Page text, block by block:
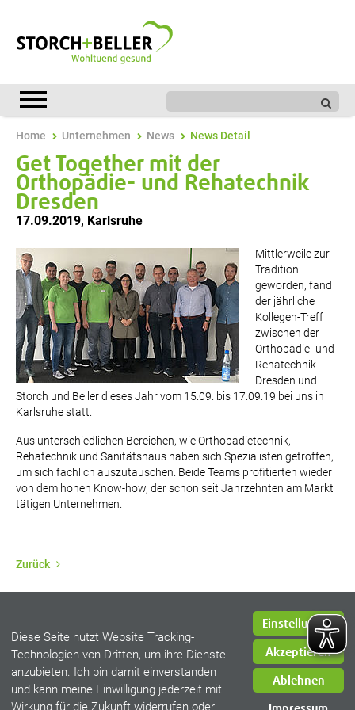
Home Unternehmen News News Detail
Get Together mit der
Orthopädie- und Rehatechnik
Dresden
17.09.2019, Karlsruhe
Mittlerweile zur
Tradition
geworden, fand
der jährliche
Kollegen-Treff
zwischen der
Orthopädie- und
Rehatechnik
Dresden und
Storch und Beller dieses Jahr vom 15.09. bis 17.09.19 bei uns in
Karlsruhe statt.
Aus unterschiedlichen Bereichen, wie Orthopädietechnik,
Rehatechnik und Sanitätshaus haben sich Spezialisten getroffen,
um sich fachlich auszutauschen. Beide Teams profitierten wieder
von dem hohen Know-how, der schon seit Jahrzehnten am Markt
tätigen Unternehmen.
Zurück
Impressum
Datenschutz
Diese Seite nutzt Website Tracking-
Technologien von Dritten, um ihre Dienste
anzubieten. Ich bin damit einverstanden
und kann meine Einwilligung jederzeit mit
Wirkung für die Zukunft widerrufen oder
Einstellungen
Akzeptieren
Ablehnen